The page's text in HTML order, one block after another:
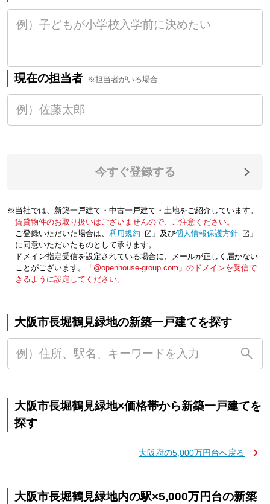
現在の担当者 ※担当者がいる場合
今すぐ登録する
※当社では、新築一戸建て・中古一戸建て・土地をご紹介しています。
賃貸物件のお取り扱いはございませんので、ご注意ください。
ご登録いただいた場合は、「利用規約 」及び「個人情報保護方針
」
に同意いただいたものとして承ります。
ドメイン指定受信を設定されている場合に、メールが正しく届かない
ことがございます。
「@openhouse-group.com」のドメインを受信で
きるように設定してください。
大阪市長堀鶴見緑地の新築一戸建てを探す
大阪市長堀鶴見緑地×価格帯から新築一戸建てを
探す
大阪府の5,000万円台へ戻る
大阪市長堀鶴見緑地内の駅×5,000万円台の新築